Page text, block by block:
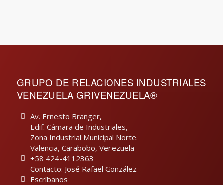
GRUPO DE RELACIONES INDUSTRIALES
VENEZUELA GRIVENEZUELA®
Av. Ernesto Branger,
Edif. Cámara de Industriales,
Zona Industrial Municipal Norte.
Valencia, Carabobo, Venezuela
+58 424-4112363
Contacto: José Rafael González
Escríbanos